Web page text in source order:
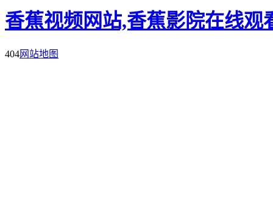
香蕉视频网站,香蕉影院在线观
404网站地图